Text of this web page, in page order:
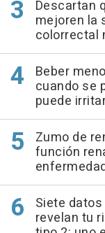
Descartan
mejoren la
colorrectal
Beber
cuando se
puede
Zumo de
función
Siete
revelan tu